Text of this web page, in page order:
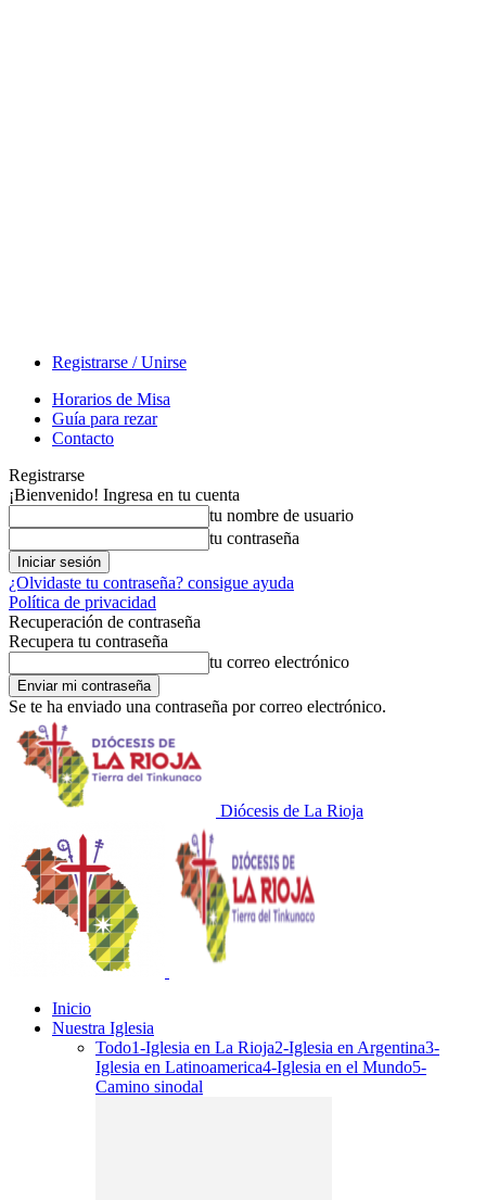
Registrarse / Unirse
Horarios de Misa
Guía para rezar
Contacto
Registrarse
¡Bienvenido! Ingresa en tu cuenta
tu nombre de usuario
tu contraseña
¿Olvidaste tu contraseña? consigue ayuda
Política de privacidad
Recuperación de contraseña
Recupera tu contraseña
tu correo electrónico
Se te ha enviado una contraseña por correo electrónico.
Diócesis de La Rioja
Inicio
Nuestra Iglesia
Todo1-Iglesia en La Rioja2-Iglesia en Argentina3-
Iglesia en Latinoamerica4-Iglesia en el Mundo5-
Camino sinodal